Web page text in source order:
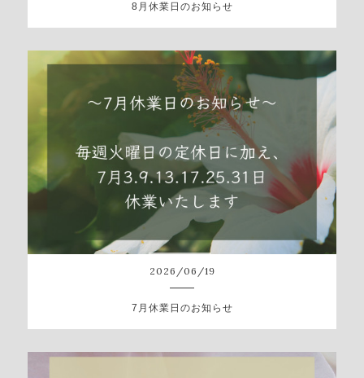
8月休業日のお知らせ
2026 /06 /19
7月休業日のお知らせ